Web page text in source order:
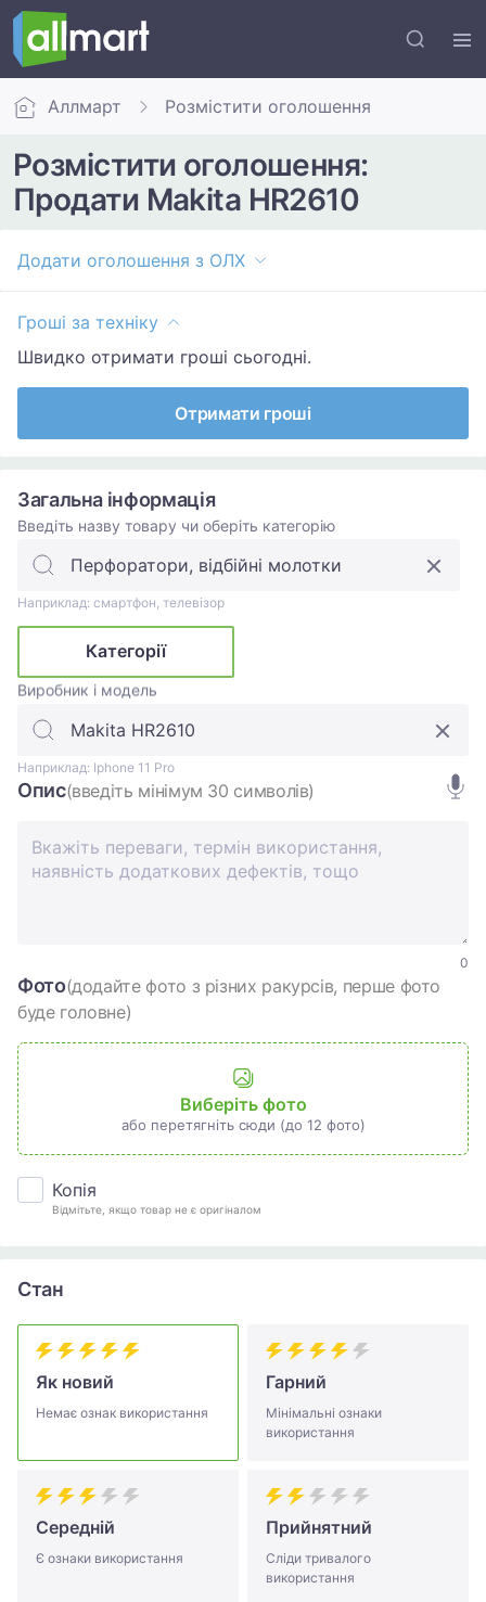
Аллмарт Розмістити оголошення
Розмістити оголошення:
Продати Makita HR2610
Додати оголошення з ОЛХ
Гроші за техніку
Швидко отримати гроші сьогодні.
Отримати гроші
Загальна інформація
Введіть назву товару чи оберіть категорію
Наприклад: смартфон, телевізор
Категорії
Виробник і модель
Наприклад: Iphone 11 Pro
Опис(введіть мінімум 30 символів)
0
Фото(додайте фото з різних ракурсів, перше фото
буде головне)
Виберіть фото
або перетягніть сюди (до 12 фото)
Копія
Відмітьте, якщо товар не є оригіналом
Стан
Як новий
Немає ознак використання
Гарний
Мінімальні ознаки
використання
Середній
Є ознаки використання
Прийнятний
Сліди тривалого
використання